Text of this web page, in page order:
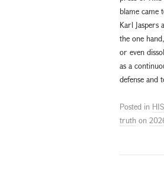
blame came
Karl
the one
or even
as a
defense and
Posted in
truth on